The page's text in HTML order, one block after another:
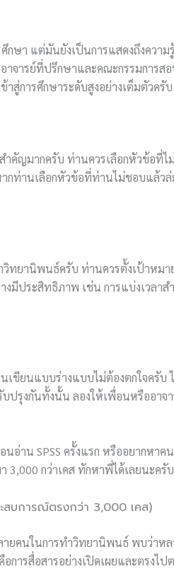
ษา แต่มันยังเป็นการแสดงถึงความ
จารย์ที่ปรึกษาและคณะกรรมการส
าสู่การศึกษาระดับสูงอย่างเต็มตัวครับ
ำคัญมากครับ ท่านควรเลือกหัวข้อที่
กท่านเลือกหัวข้อที่ท่านไม่ชอบแล้วล่
ทยานิพนธ์ครับ ท่านควรตั้งเป้าหมา
มีประสิทธิภาพ เช่น การแบ่งเวลาส
ขียนแบบร่างแบบไม่ต้องตกใจครับ
ปรุงกันทั้งนั้น ลองให้เพื่อนหรืออา
อ่าน SPSS ครั้งแรก หรืออยากหาค
กว่าเคส ทักหาพี่ได้เลยนะครั
สบการณ์ตรงกว่า 3,000 เคส)
ยคนในการทำวิทยานิพนธ์ พบว่าห
การสื่อสารอย่างเปิดเผยและตรงไ